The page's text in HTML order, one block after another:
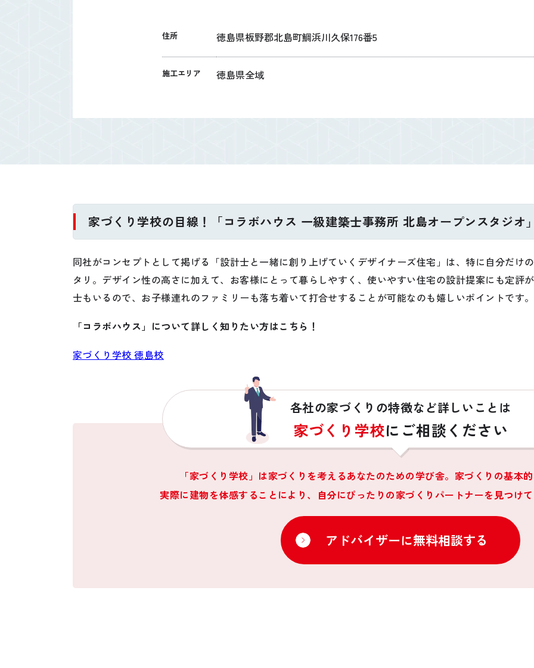
住所 徳島県板野郡北島町鯛浜川久保176番5
施工エリア 徳島県全域
家づくり学校の目線！「コラボハウス 一級建築士事務所 北島オープンスタジオ
同社がコンセプトとして掲げる「設計士と一緒に創り上げていくデザイナーズ住宅」は、特に自分だけ
タリ。デザイン性の高さに加えて、お客様にとって暮らしやすく、使いやすい住宅の設計提案にも定評
士もいるので、お子様連れのファミリーも落ち着いて打合せすることが可能なのも嬉しいポイントです。
「コラボハウス」について詳しく知りたい方はこちら！
家づくり学校 徳島校
各社の家づくりの特徴など詳しいことは
家づくり学校にご相談ください
「家づくり学校」は家づくりを考えるあなたのための学び舎。家づくりの基本
実際に建物を体感することにより、自分にぴったりの家づくりパートナーを見つけ
アドバイザーに無料相談する